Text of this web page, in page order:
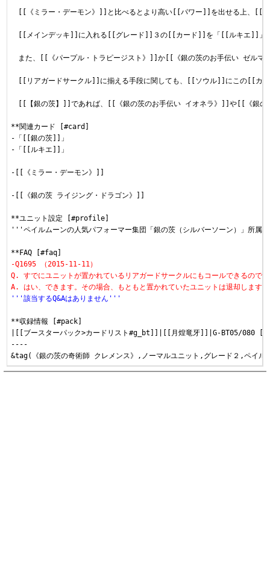
[[《ミラー・デーモン》]]と比べるとより高い[[パワー]]を出せる上、[[
[[メインデッキ]]に入れる[[グレード]]３の[[カード]]を「[[ルキエ]]」の[[
また、[[《パープル・トラピージスト》]]か[[《銀の茨のお手伝い ゼル
[[リアガードサークル]]に揃える手段に関しても、[[ソウル]]にこの[[カ
[[【銀の茨】]]であれば、[[《銀の茨のお手伝い イオネラ》]]や[[《銀の
**関連カード [#card]
-「[[銀の茨]]」
-「[[ルキエ]]」
-[[《ミラー・デーモン》]]
-[[《銀の茨 ライジング・ドラゴン》]]
**ユニット設定 [#profile]
'''ペイルムーンの人気パフォーマー集団「銀の茨（シルバーソーン）」所属
-Q1695 （2015-11-11）
Q. すでにユニットが置かれているリアガードサークルにもコールできるので
A. はい、できます。その場合、もともと置かれていたユニットは退却します。
'''該当するQ&Aはありません'''
**収録情報 [#pack]
|[[ブースターパック>カードリスト#g_bt]]|[[月煌竜牙]]|G-BT05/080
----